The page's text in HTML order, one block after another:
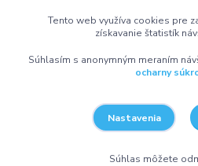
eshop@gsm1.sk
Tento web využíva cookies pre
získavanie štatistík
Súhlasím s anonymným meraním
ocharny
Nastavenia
Súhlas môžete